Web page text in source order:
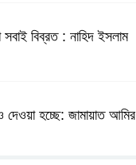
বিব্রত : নাহিদ ইসলাম
হচ্ছে: জামায়াত আমির